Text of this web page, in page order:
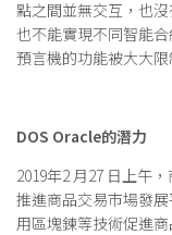
點之間並無交互，也
也不能實現不同智能
預言機的功能被大大限
DOS Oracle的潛力
2019年2 月27 日上午
推進商品交易市場發
用區塊鍊等技術促進商